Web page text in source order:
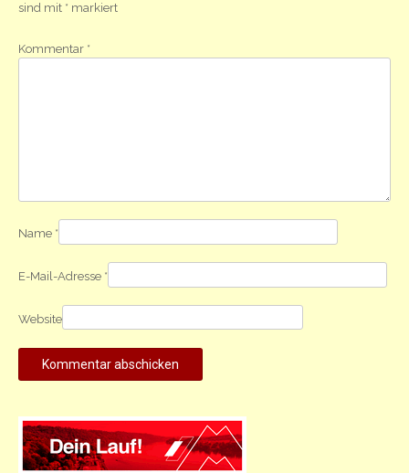
sind mit * markiert
Kommentar *
Name *
E-Mail-Adresse *
Website